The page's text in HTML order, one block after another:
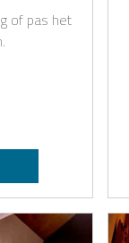
of pas het